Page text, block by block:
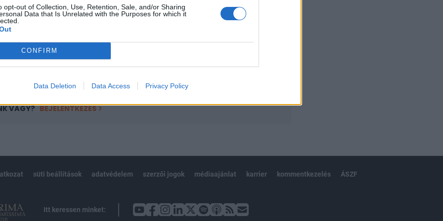
opt-out of Collection, Use, Retention, Sale, and/or Sharing
Data that Is Unrelated with the Purposes for which it
CONFIRM
Data Deletion Data Access Privacy Policy
tartalmazza:
cikkarchívum
elmúlt 2 év napon belüli
VAGY? BEJELENTKEZÉS
süti beállítások adatvédelem szerzői jogok médiaajánlat karrier kommentkezelés ÁSZF
Itt keressen minket: